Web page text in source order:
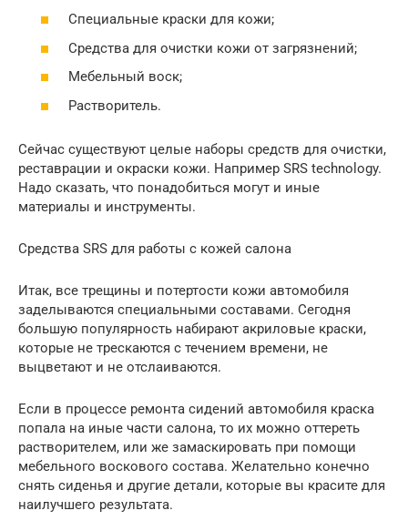
Специальные краски для кожи;
Средства для очистки кожи от загрязнений;
Мебельный воск;
Растворитель.
Сейчас существуют целые наборы средств для очистки,
реставрации и окраски кожи. Например SRS technology.
Надо сказать, что понадобиться могут и иные
материалы и инструменты.
Средства SRS для работы с кожей салона
Итак, все трещины и потертости кожи автомобиля
заделываются специальными составами. Сегодня
большую популярность набирают акриловые краски,
которые не трескаются с течением времени, не
выцветают и не отслаиваются.
Если в процессе ремонта сидений автомобиля краска
попала на иные части салона, то их можно оттереть
растворителем, или же замаскировать при помощи
мебельного воскового состава. Желательно конечно
снять сиденья и другие детали, которые вы красите для
наилучшего результата.